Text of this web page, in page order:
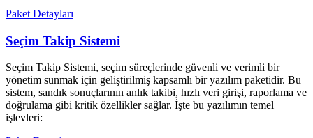
Paket Detayları
Seçim Takip Sistemi
Seçim Takip Sistemi, seçim süreçlerinde güvenli ve verimli bir
yönetim sunmak için geliştirilmiş kapsamlı bir yazılım paketidir. Bu
sistem, sandık sonuçlarının anlık takibi, hızlı veri girişi, raporlama ve
doğrulama gibi kritik özellikler sağlar. İşte bu yazılımın temel
işlevleri: